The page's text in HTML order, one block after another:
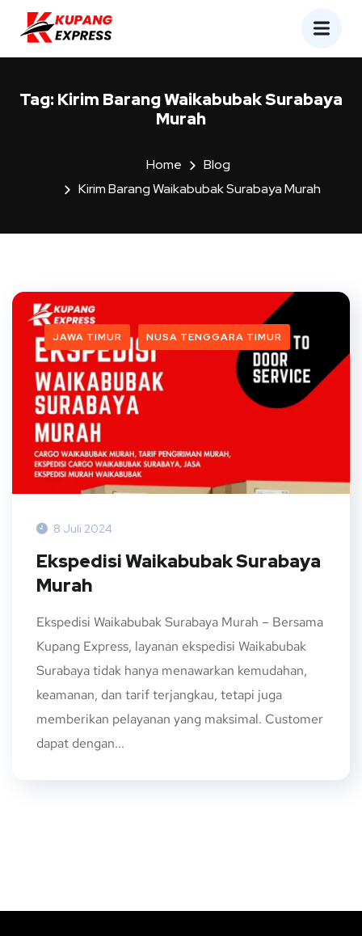
Tag: Kirim Barang Waikabubak Surabaya
Murah
Home
Blog
Kirim Barang Waikabubak Surabaya Murah
JAWA TIMUR NUSA TENGGARA TIMUR
8 Juli 2024
Ekspedisi Waikabubak Surabaya
Murah
Ekspedisi Waikabubak Surabaya Murah – Bersama
Kupang Express, layanan ekspedisi Waikabubak
Surabaya tidak hanya menawarkan kemudahan,
keamanan, dan tarif terjangkau, tetapi juga
memberikan pelayanan yang maksimal. Customer
dapat dengan...